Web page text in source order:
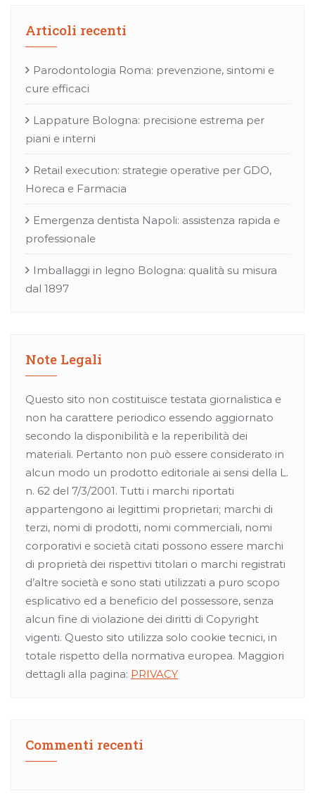
Articoli recenti
Parodontologia Roma: prevenzione, sintomi e
cure efficaci
Lappature Bologna: precisione estrema per
piani e interni
Retail execution: strategie operative per GDO,
Horeca e Farmacia
Emergenza dentista Napoli: assistenza rapida e
professionale
Imballaggi in legno Bologna: qualità su misura
dal 1897
Note Legali
Questo sito non costituisce testata giornalistica e
non ha carattere periodico essendo aggiornato
secondo la disponibilità e la reperibilità dei
materiali. Pertanto non può essere considerato in
alcun modo un prodotto editoriale ai sensi della L.
n. 62 del 7/3/2001. Tutti i marchi riportati
appartengono ai legittimi proprietari; marchi di
terzi, nomi di prodotti, nomi commerciali, nomi
corporativi e società citati possono essere marchi
di proprietà dei rispettivi titolari o marchi registrati
d’altre società e sono stati utilizzati a puro scopo
esplicativo ed a beneficio del possessore, senza
alcun fine di violazione dei diritti di Copyright
vigenti. Questo sito utilizza solo cookie tecnici, in
totale rispetto della normativa europea. Maggiori
dettagli alla pagina: PRIVACY
Commenti recenti